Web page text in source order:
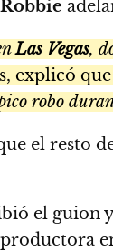
Las Vegas,
explicó
robo
el resto
el